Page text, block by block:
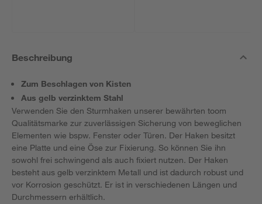
Beschreibung
Zum Beschlagen von Kisten
Aus gelb verzinktem Stahl
Verwenden Sie den Sturmhaken unserer bewährten toom
Qualitätsmarke zur zuverlässigen Sicherung von beweglichen
Elementen wie bspw. Fenster oder Türen. Der Haken besitzt
eine Platte und eine Öse zur Fixierung. So können Sie ihn
sowohl frei schwingend als auch fixiert nutzen. Der Haken
besteht aus gelb verzinktem Metall und ist dadurch robust und
vor Korrosion geschützt. Er ist in verschiedenen Längen und
Durchmessern erhältlich.